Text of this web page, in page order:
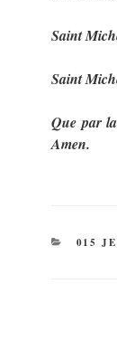
Saint
Saint
Que par
Amen.
015